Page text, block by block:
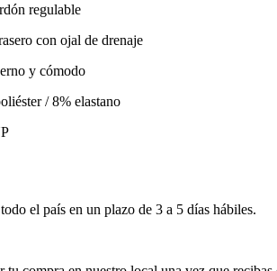
regulable
con ojal de drenaje
y cómodo
/ 8% elastano
el país en un plazo de 3 a 5 días hábiles.